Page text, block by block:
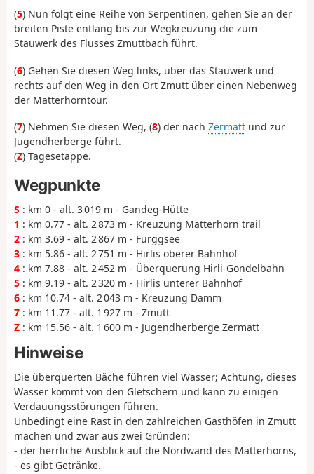
(5) Nun folgt eine Reihe von Serpentinen, gehen Sie an der
breiten Piste entlang bis zur Wegkreuzung die zum
Stauwerk des Flusses Zmuttbach führt.
(6) Gehen Sie diesen Weg links, über das Stauwerk und
rechts auf den Weg in den Ort Zmutt über einen Nebenweg
der Matterhorntour.
(7) Nehmen Sie diesen Weg, (8) der nach Zermatt und zur
Jugendherberge führt.
(Z) Tagesetappe.
Wegpunkte
S : km 0 - alt. 3 019 m - Gandeg-Hütte
1 : km 0.77 - alt. 2 873 m - Kreuzung Matterhorn trail
2 : km 3.69 - alt. 2 867 m - Furggsee
3 : km 5.86 - alt. 2 751 m - Hirlis oberer Bahnhof
4 : km 7.88 - alt. 2 452 m - Überquerung Hirli-Gondelbahn
5 : km 9.19 - alt. 2 320 m - Hirlis unterer Bahnhof
6 : km 10.74 - alt. 2 043 m - Kreuzung Damm
7 : km 11.77 - alt. 1 927 m - Zmutt
Z : km 15.56 - alt. 1 600 m - Jugendherberge Zermatt
Hinweise
Die überquerten Bäche führen viel Wasser; Achtung, dieses
Wasser kommt von den Gletschern und kann zu einigen
Verdauungsstörungen führen.
Unbedingt eine Rast in den zahlreichen Gasthöfen in Zmutt
machen und zwar aus zwei Gründen:
- der herrliche Ausblick auf die Nordwand des Matterhorns,
- es gibt Getränke.